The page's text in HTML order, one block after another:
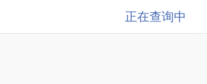
正在查询中